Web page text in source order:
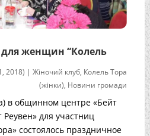
женщин “Колель
2018) |Жіночий клуб, Колель Тора
(жінки), Новини громади
в общинном центре «Бейт
Реувен» для участниц
состоялось праздничное